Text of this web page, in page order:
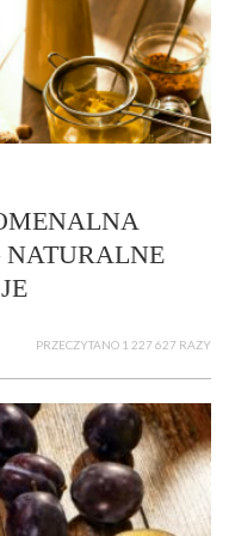
NATURALNE
PRZECZYTANO 1 227 627 RAZY